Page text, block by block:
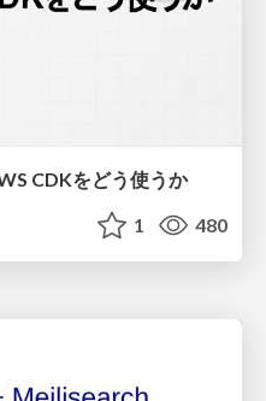
CDKをどう使うか
1 480